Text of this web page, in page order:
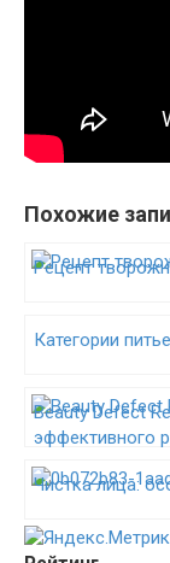
Похожие
Рецепт
Категории
Beauty Defect
эффективного
Чистка лица: